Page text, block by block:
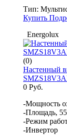
Тип:
Купить
Energolux
(0)
Настенный
0 Руб.
-Мощность
-Площадь,
-Режим
-Инвертор